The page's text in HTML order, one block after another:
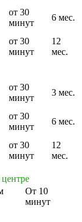
от 30
минут
6 мес.
от 30
минут
12
мес.
от 30
минут
3 мес.
от 30
минут
6 мес.
от 30
минут
12
мес.
От 10
минут